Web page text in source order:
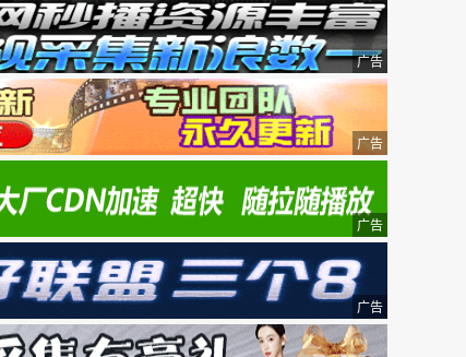
广告
广告
广告
广告